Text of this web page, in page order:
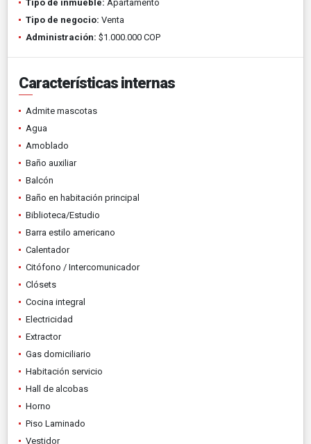
Tipo de inmueble: Apartamento
Tipo de negocio: Venta
Administración: $1.000.000 COP
Características internas
Admite mascotas
Agua
Amoblado
Baño auxiliar
Balcón
Baño en habitación principal
Biblioteca/Estudio
Barra estilo americano
Calentador
Citófono / Intercomunicador
Clósets
Cocina integral
Electricidad
Extractor
Gas domiciliario
Habitación servicio
Hall de alcobas
Horno
Piso Laminado
Vestidor